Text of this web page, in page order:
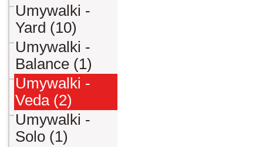
Umywalki -
Yard (10)
Umywalki -
Balance (1)
Umywalki -
Veda (2)
Umywalki -
Solo (1)